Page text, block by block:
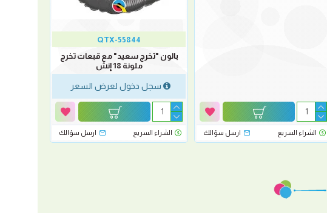
الشراء السريع ارسل سؤالك
QTX-55844
بالون "تخرج سعيد" مع قبعات تخرج
ملونة 18 إنش
سجل دخول لعرض السعر
الشراء السريع ارسل سؤالك